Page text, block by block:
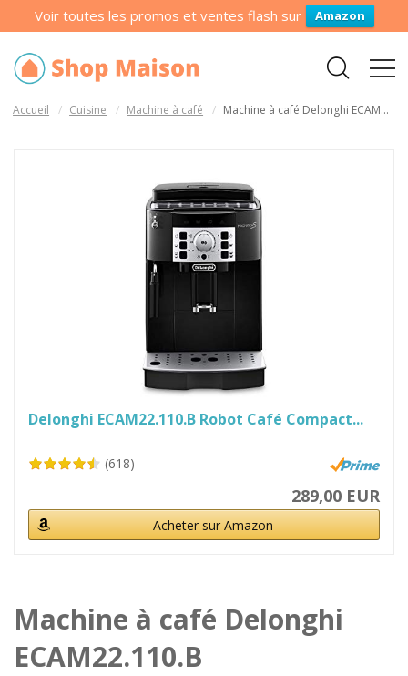
Voir toutes les promos et ventes flash sur Amazon
Accueil Cuisine Machine à café Machine à café Delonghi ECAM...
Delonghi ECAM22.110.B Robot Café Compact...
(618)
289,00 EUR
Acheter sur Amazon
Machine à café Delonghi
ECAM22.110.B